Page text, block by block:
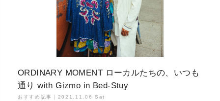
ORDINARY MOMENT ローカルたちの、いつも
通り with Gizmo in Bed-Stuy
おすすめ記事｜ 2021.11.06 Sat